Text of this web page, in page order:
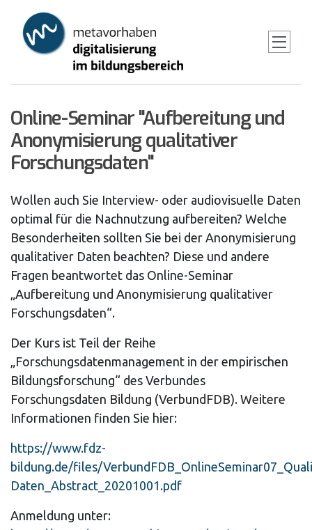
main
Online-Seminar "Aufbereitung und
Anonymisierung qualitativer
Forschungsdaten"
Wollen auch Sie Interview- oder audiovisuelle Daten
optimal für die Nachnutzung aufbereiten? Welche
Besonderheiten sollten Sie bei der Anonymisierung
qualitativer Daten beachten? Diese und andere
Fragen beantwortet das Online-Seminar
„Aufbereitung und Anonymisierung qualitativer
Forschungsdaten“.
Der Kurs ist Teil der Reihe
„Forschungsdatenmanagement in der empirischen
Bildungsforschung“ des Verbundes
Forschungsdaten Bildung (VerbundFDB). Weitere
Informationen finden Sie hier:
https://www.fdz-
bildung.de/files/
Daten_Abstract_20201001.pdf
Anmeldung unter: